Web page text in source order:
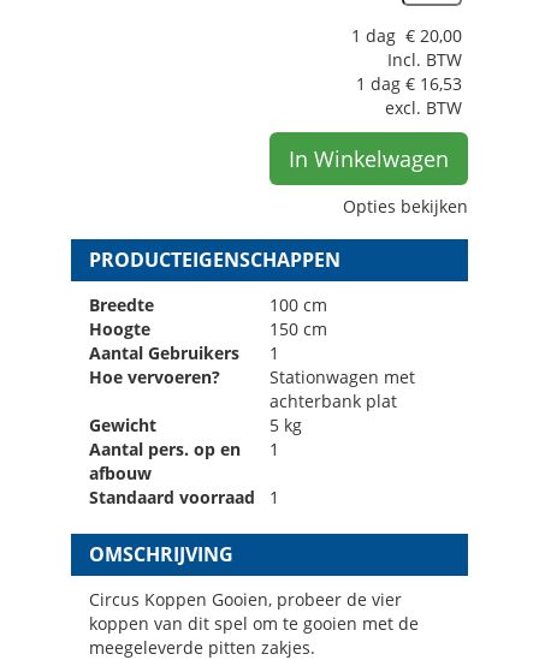
1 dag € 20,00
Incl. BTW
1 dag € 16,53
excl. BTW
In Winkelwagen
Opties bekijken
PRODUCTEIGENSCHAPPEN
Breedte
100 cm
Hoogte
150 cm
Aantal Gebruikers
1
Hoe vervoeren?
Stationwagen met
achterbank plat
Gewicht
5 kg
Aantal pers. op en
afbouw
1
Standaard voorraad 1
OMSCHRIJVING
Circus Koppen Gooien, probeer de vier
koppen van dit spel om te gooien met de
meegeleverde pitten zakjes.